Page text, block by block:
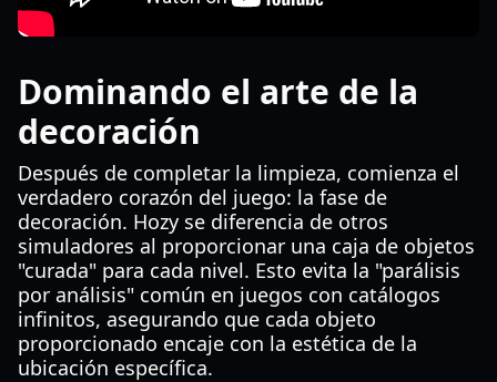
Dominando el arte de la
decoración
Después de completar la limpieza, comienza el
verdadero corazón del juego: la fase de
decoración. Hozy se diferencia de otros
simuladores al proporcionar una caja de objetos
"curada" para cada nivel. Esto evita la "parálisis
por análisis" común en juegos con catálogos
infinitos, asegurando que cada objeto
proporcionado encaje con la estética de la
ubicación específica.